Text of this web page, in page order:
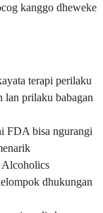
kanggo dheweke
terapi perilaku
lan prilaku babagan
FDA bisa ngurangi
Alcoholics
dhukungan